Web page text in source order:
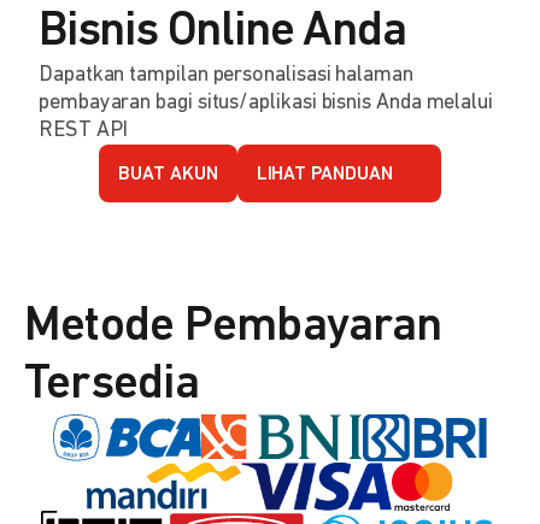
Bisnis Online Anda
Dapatkan tampilan personalisasi halaman
pembayaran bagi situs/aplikasi bisnis Anda melalui
REST API
BUAT AKUN LIHAT PANDUAN
Metode Pembayaran
Tersedia